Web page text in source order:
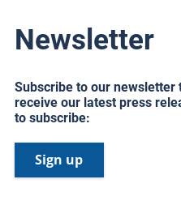
Newsletter
Subscribe to our
receive our latest press
to subscribe:
Sign up